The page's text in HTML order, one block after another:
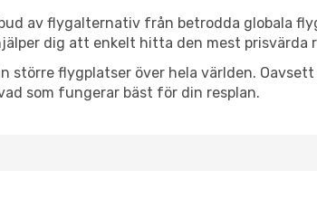
av flygalternativ från betrodda globala
dig att enkelt hitta den mest prisvärda
flygplatser över hela världen. Oavsett
som fungerar bäst för din resplan.